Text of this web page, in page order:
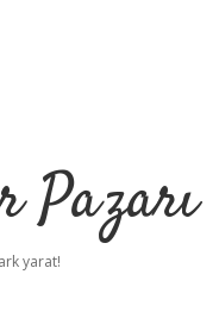
Pazarı
yarat!